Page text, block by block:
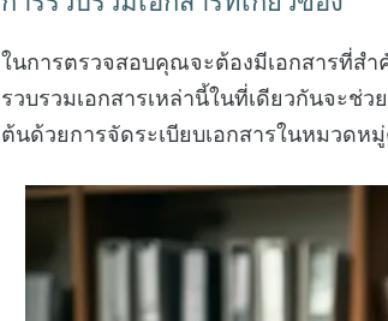
ในการตรวจสอบคุณจะต้องมีเอกสารที่ส
รวบรวมเอกสารเหล่านี้ในที่เดียวกันจะช่
ต้นด้วยการจัดระเบียบเอกสารในหมวดห